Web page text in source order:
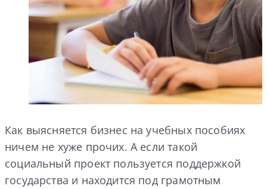
Как выясняется бизнес на учебных пособиях
ничем не хуже прочих. А если такой
социальный проект пользуется поддержкой
государства и находится под грамотным